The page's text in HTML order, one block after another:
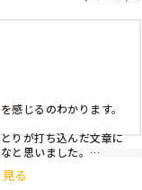
感じるのわかります。
りが打ち込んだ文章に
と思いました。
子を直接保護者さんに
をとったりしてました
る